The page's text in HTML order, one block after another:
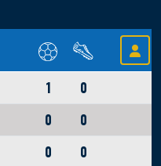
1
0
0
0
0
0